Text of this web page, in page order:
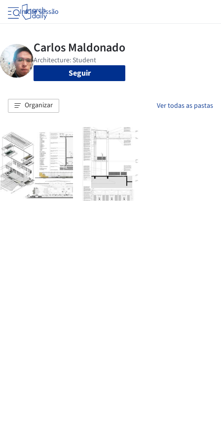
Iniciar sessão
Seguir
Organizar Ver todas as pastas